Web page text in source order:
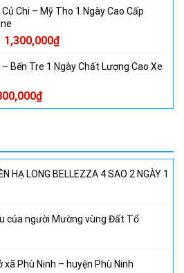
tại
800,000₫.
Chi – Mỹ Tho 1 Ngày Cao Cấp
Giá
là:
1,300,000₫Giá
tại
Bến Tre 1 Ngày Chất Lượng Cao Xe
₫Giá
hiện
800,000₫.
HẠ LONG BELLEZZA 4 SAO 2 NGÀY 1
của người Mường vùng Đất Tổ
xã Phù Ninh – huyện Phù Ninh